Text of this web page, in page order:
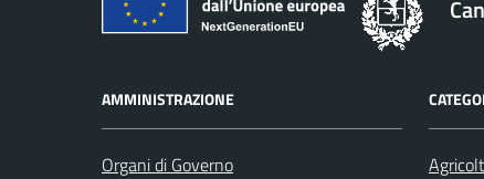
AMMINISTRAZIONE
Organi di Governo